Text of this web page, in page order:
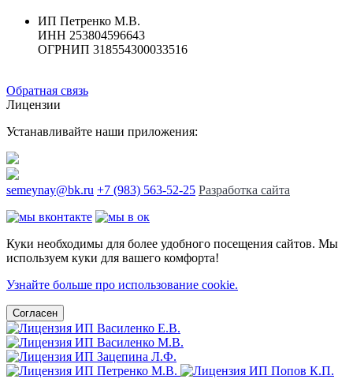
ИП Петренко М.В.
ИНН 253804596643
ОГРНИП 318554300033516
Обратная связь
Лицензии
Устанавливайте наши приложения:
semeynay@bk.ru +7 (983) 563-52-25 Разработка сайта
Куки необходимы для более удобного посещения сайтов. Мы
используем куки для вашего комфорта!
Узнайте больше про использование cookie.
Согласен